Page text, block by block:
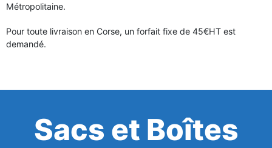
Métropolitaine.
Pour toute livraison en Corse, un forfait fixe de 45€HT est
demandé.
Sacs et Boîtes